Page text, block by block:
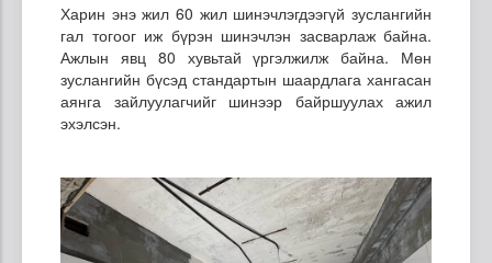
Харин энэ жил 60 жил шинэчлэгдээгүй зуслангийн
гал тогоог иж бүрэн шинэчлэн засварлаж байна.
Ажлын явц 80 хувьтай үргэлжилж байна. Мөн
зуслангийн бүсэд стандартын шаардлага хангасан
аянга зайлуулагчийг шинээр байршуулах ажил
эхэлсэн.